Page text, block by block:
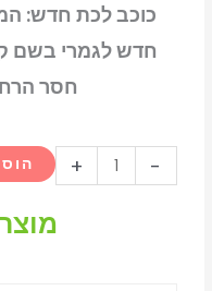
כוכב לכת חדש:
חדש לגמרי בשם
חסר
-
של
+